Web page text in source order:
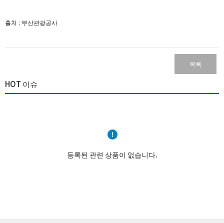
출처 : 부산관광공사
목록
HOT 이슈
등록된 관련 상품이 없습니다.